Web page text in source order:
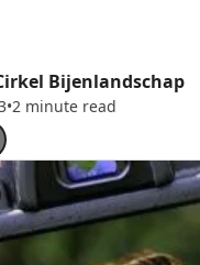
Bijenlandschap
•2 minute read